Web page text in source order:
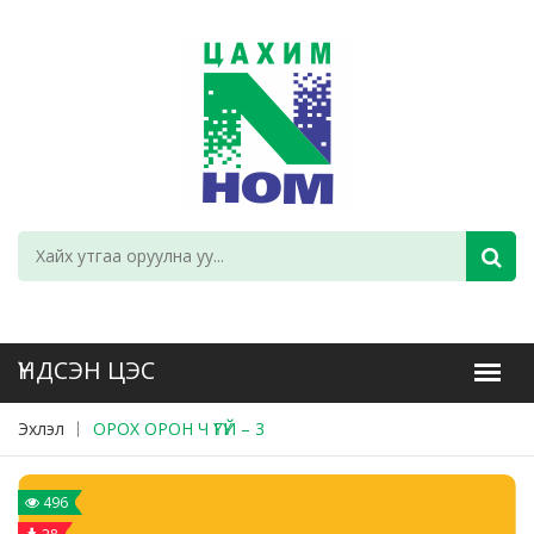
Эхлэл ОРОХ ОРОН Ч ҮГҮЙ – 3
496